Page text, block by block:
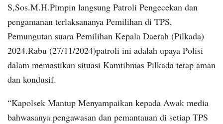
S,Sos.M.H.Pimpin langsung Patroli Pengecekan dan
pengamanan terlaksananya Pemilihan di TPS,
Pemungutan suara Pemilihan Kepala Daerah (Pilkada)
2024.Rabu (27/11/2024)patroli ini adalah upaya Polisi
dalam memastikan situasi Kamtibmas Pilkada tetap aman
dan kondusif.
“Kapolsek Mantup Menyampaikan kepada Awak media
bahwasanya pengawasan dan pemantauan di setiap TPS